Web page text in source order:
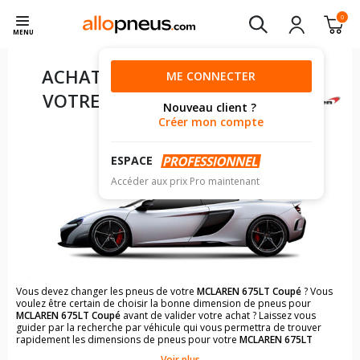
MENU
0
ME CONNECTER
Nouveau client ?
Créer mon compte
ESPACE
Accéder aux prix Pro maintenant
ACHAT DE PNEUS POUR
VOTRE MCLAREN 675LT
COUPÉ
Vous devez changer les pneus de votre MCLAREN 675LT Coupé? Vous
voulez être certain de choisir la bonne dimension de pneus pour
MCLAREN 675LT Coupé avant de valider votre achat ? Laissez vous
guider par la recherche par véhicule qui vous permettra de trouver
rapidement les dimensions de pneus pour votre MCLAREN 675LT